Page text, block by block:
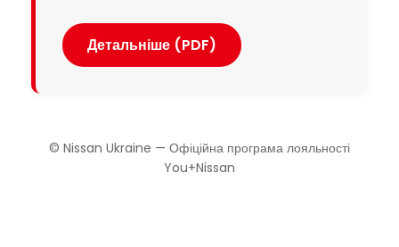
Детальніше (PDF)
© Nissan Ukraine — Офіційна програма лояльності
You+Nissan